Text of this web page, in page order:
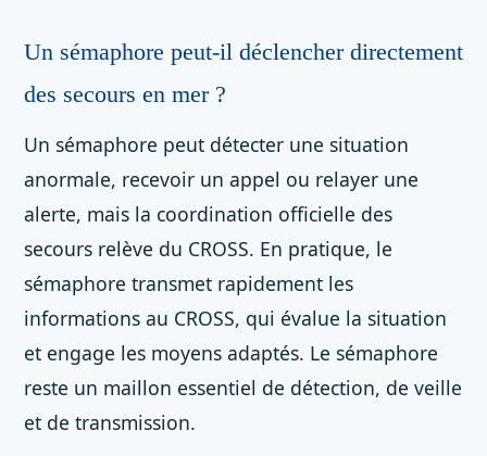
Un sémaphore peut-il déclencher directement
des secours en mer ?
Un sémaphore peut détecter une situation
anormale, recevoir un appel ou relayer une
alerte, mais la coordination officielle des
secours relève du CROSS. En pratique, le
sémaphore transmet rapidement les
informations au CROSS, qui évalue la situation
et engage les moyens adaptés. Le sémaphore
reste un maillon essentiel de détection, de veille
et de transmission.